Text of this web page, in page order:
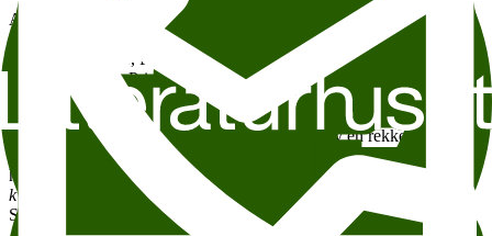
Annie Ernaux har mer enn 20 utgivelser bak seg, og har vunnet en
rekke litterære priser for sitt forfatterskap, blant annet Prix
Marguerite Duras, Prix de la langue française, Prix Formentor og
Strega European Prize.
I dag regnes hun som en av Frankrikes fremste samtidsforfatterne,
og løftes fram som en viktig inspirasjonskilde av en rekke forfattere,
deriblant Edouard Louis, Deborah Levy og Linn Ullmann. I Norge
har hun for alvor nådd ut til lesere de siste årene, med bøker som
kvinne
og
(til norsk ved Henninge Margrethe
Solberg). Nå er hun aktuell med utgivelsen
Den unge mannen